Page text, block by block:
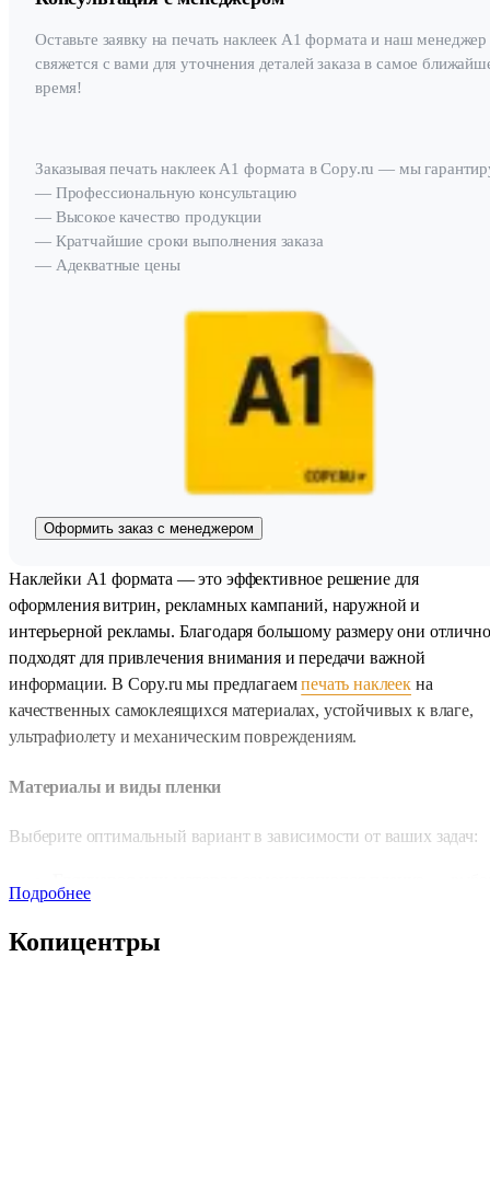
Оставьте заявку на печать наклеек А1 формата и наш менеджер
свяжется с вами для уточнения деталей заказа в самое
время!
Заказывая печать наклеек А1 формата в Copy.ru — мы
— Профессиональную консультацию
— Высокое качество продукции
— Кратчайшие сроки выполнения заказа
— Адекватные цены
Оформить заказ с менеджером
Наклейки A1 формата — это эффективное решение для
оформления витрин, рекламных кампаний, наружной и
интерьерной рекламы. Благодаря большому размеру они отлично
подходят для привлечения внимания и передачи важной
информации. В Copy.ru мы предлагаемпечать наклеек на
качественных самоклеящихся материалах, устойчивых к влаге,
ультрафиолету и механическим повреждениям.
Материалы и виды пленки
Выберите оптимальный вариант в зависимости от ваших задач:
для ярких рекламных решений или строгого оформления.
оригинальных визуальных эффектов.
Подробнее
Копицентры